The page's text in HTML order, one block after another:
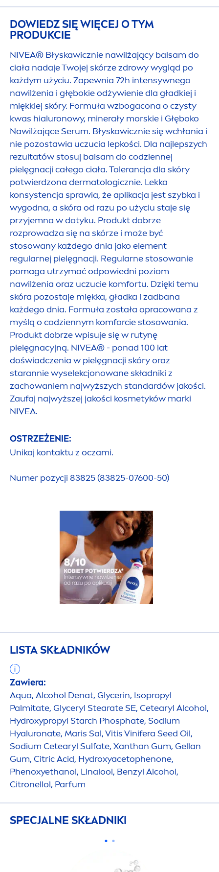
DOWIEDZ SIĘ WIĘCEJ O TYM
PRODUKCIE
NIVEA® Błyskawicznie nawilżający balsam do
ciała nadaje Twojej skórze zdrowy wygląd po
każdym użyciu. Zapewnia 72h intensywnego
nawilżenia i głębokie odżywienie dla gładkiej i
miękkiej skóry. Formuła wzbogacona o czysty
kwas hialuronowy, minerały morskie i Głęboko
Nawilżające Serum. Błyskawicznie się wchłania i
nie pozostawia uczucia lepkości. Dla najlepszych
rezultatów stosuj balsam do codziennej
pielęgnacji całego ciała. Tolerancja dla skóry
potwierdzona dermatologicznie. Lekka
konsystencja sprawia, że aplikacja jest szybka i
wygodna, a skóra od razu po użyciu staje się
przyjemna w dotyku. Produkt dobrze
rozprowadza się na skórze i może być
stosowany każdego dnia jako element
regularnej pielęgnacji. Regularne stosowanie
pomaga utrzymać odpowiedni poziom
nawilżenia oraz uczucie komfortu. Dzięki temu
skóra pozostaje miękka, gładka i zadbana
każdego dnia. Formuła została opracowana z
myślą o codziennym komforcie stosowania.
Produkt dobrze wpisuje się w rutynę
pielęgnacyjną. NIVEA® - ponad 100 lat
doświadczenia w pielęgnacji skóry oraz
starannie wyselekcjonowane składniki z
zachowaniem najwyższych standardów jakości.
Zaufaj najwyższej jakości kosmetyków marki
NIVEA.
OSTRZEŻENIE:
Unikaj kontaktu z oczami.
Numer pozycji 83825 (83825-07600-50)
LISTA SKŁADNIKÓW
Zawiera:
Aqua, Alcohol Denat, Glycerin, Isopropyl
Palmitate, Glyceryl Stearate SE, Cetearyl Alcohol,
Hydroxypropyl Starch Phosphate, Sodium
Hyaluronate, Maris Sal, Vitis Vinifera Seed Oil,
Sodium Cetearyl Sulfate, Xanthan Gum, Gellan
Gum, Citric Acid, Hydroxyacetophenone,
Phenoxyethanol, Linalool, Benzyl Alcohol,
Citronellol, Parfum
SPECJALNE SKŁADNIKI